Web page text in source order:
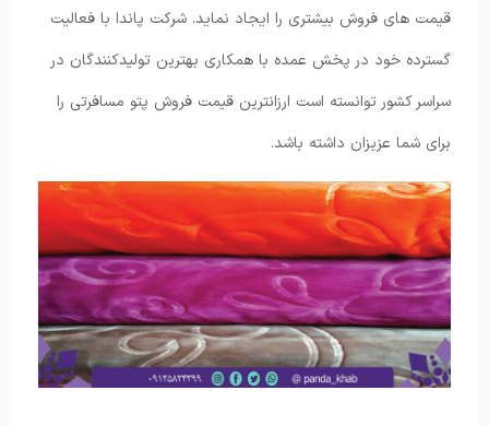
قیمت های فروش بیشتری را ایجاد نماید. شرکت پاندا با فعالیت
گسترده خود در پخش عمده با همکاری بهترین تولیدکنندگان در
سراسر کشور توانسته است ارزانترین قیمت فروش پتو مسافرتی را
برای شما عزیزان داشته باشد.